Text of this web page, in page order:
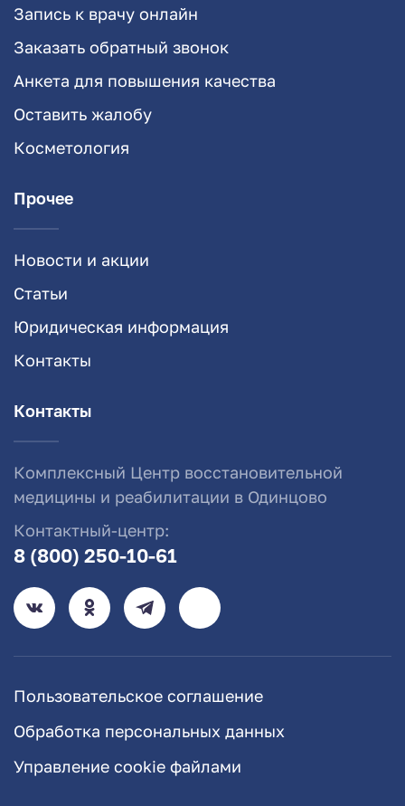
Запись к врачу онлайн
Заказать обратный звонок
Анкета для повышения качества
Оставить жалобу
Косметология
Прочее
Новости и акции
Статьи
Юридическая информация
Контакты
Контакты
Комплексный Центр восстановительной
медицины и реабилитации в Одинцово
Контактный-центр:
8 (800) 250-10-61
Пользовательское соглашение
Обработка персональных данных
Управление cookie файлами